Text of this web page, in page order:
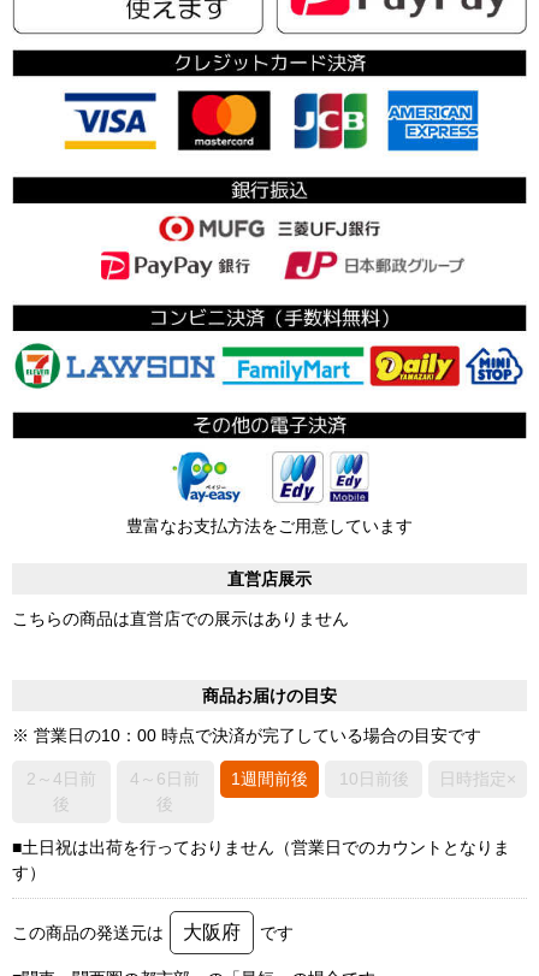
豊富なお支払方法をご用意しています
直営店展示
こちらの商品は直営店での展示はありません
商品お届けの目安
※ 営業日の10：00 時点で決済が完了している場合の目安です
2～4日前
後
4～6日前
後
1週間前後 10日前後 日時指定×
■土日祝は出荷を行っておりません（営業日でのカウントとなりま
す）
この商品の発送元は 大阪府 です